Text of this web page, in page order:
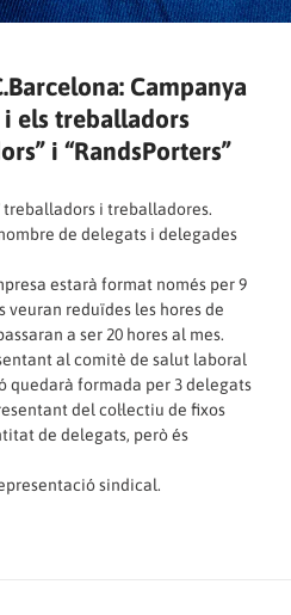
Campanya
els treballadors
i “RandsPorters”
i treballadores.
de delegats i delegades
estarà format només per 9
veuran reduïdes les hores de
a ser 20 hores al mes.
al comitè de salut laboral
quedarà formada per 3 delegats
del col·lectiu de fixos
de delegats, però és
sindical.